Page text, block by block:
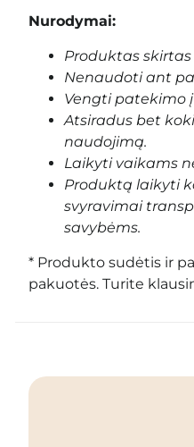
Nurodymai:
Produktas
Nenaudoti ant
Vengti patekimo į
Atsiradus bet
naudojimą.
Laikyti vaikams
Produktą laikyti
svyravimai
savybėms.
* Produkto sudėtis ir
pakuotės. Turite